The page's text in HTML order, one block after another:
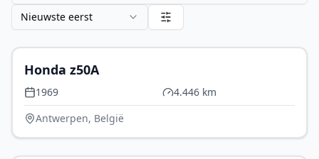
Nieuwste eerst
Honda z50A
1969
4.446 km
Antwerpen, België